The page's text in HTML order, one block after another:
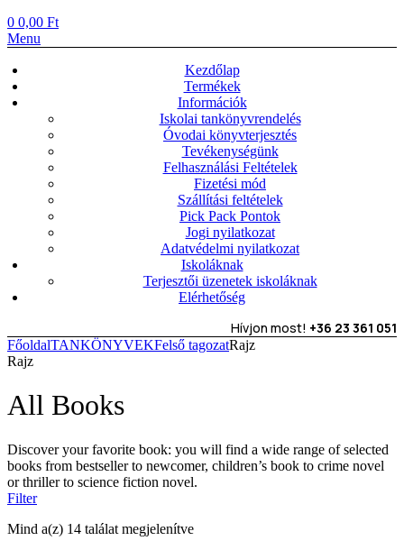
0 0,00 Ft
Menu
Kezdőlap
Termékek
Információk
Iskolai tankönyvrendelés
Óvodai könyvterjesztés
Tevékenységünk
Felhasználási Feltételek
Fizetési mód
Szállítási feltételek
Pick Pack Pontok
Jogi nyilatkozat
Adatvédelmi nyilatkozat
Iskoláknak
Terjesztői üzenetek iskoláknak
Elérhetőség
Hívjon most! +36 23 361 051
FőoldalTANKÖNYVEKFelső tagozatRajz
Rajz
All Books
Discover your favorite book: you will find a wide range of selected
books from bestseller to newcomer, children’s book to crime novel
or thriller to science fiction novel.
Filter
Mind a(z) 14 találat megjelenítve